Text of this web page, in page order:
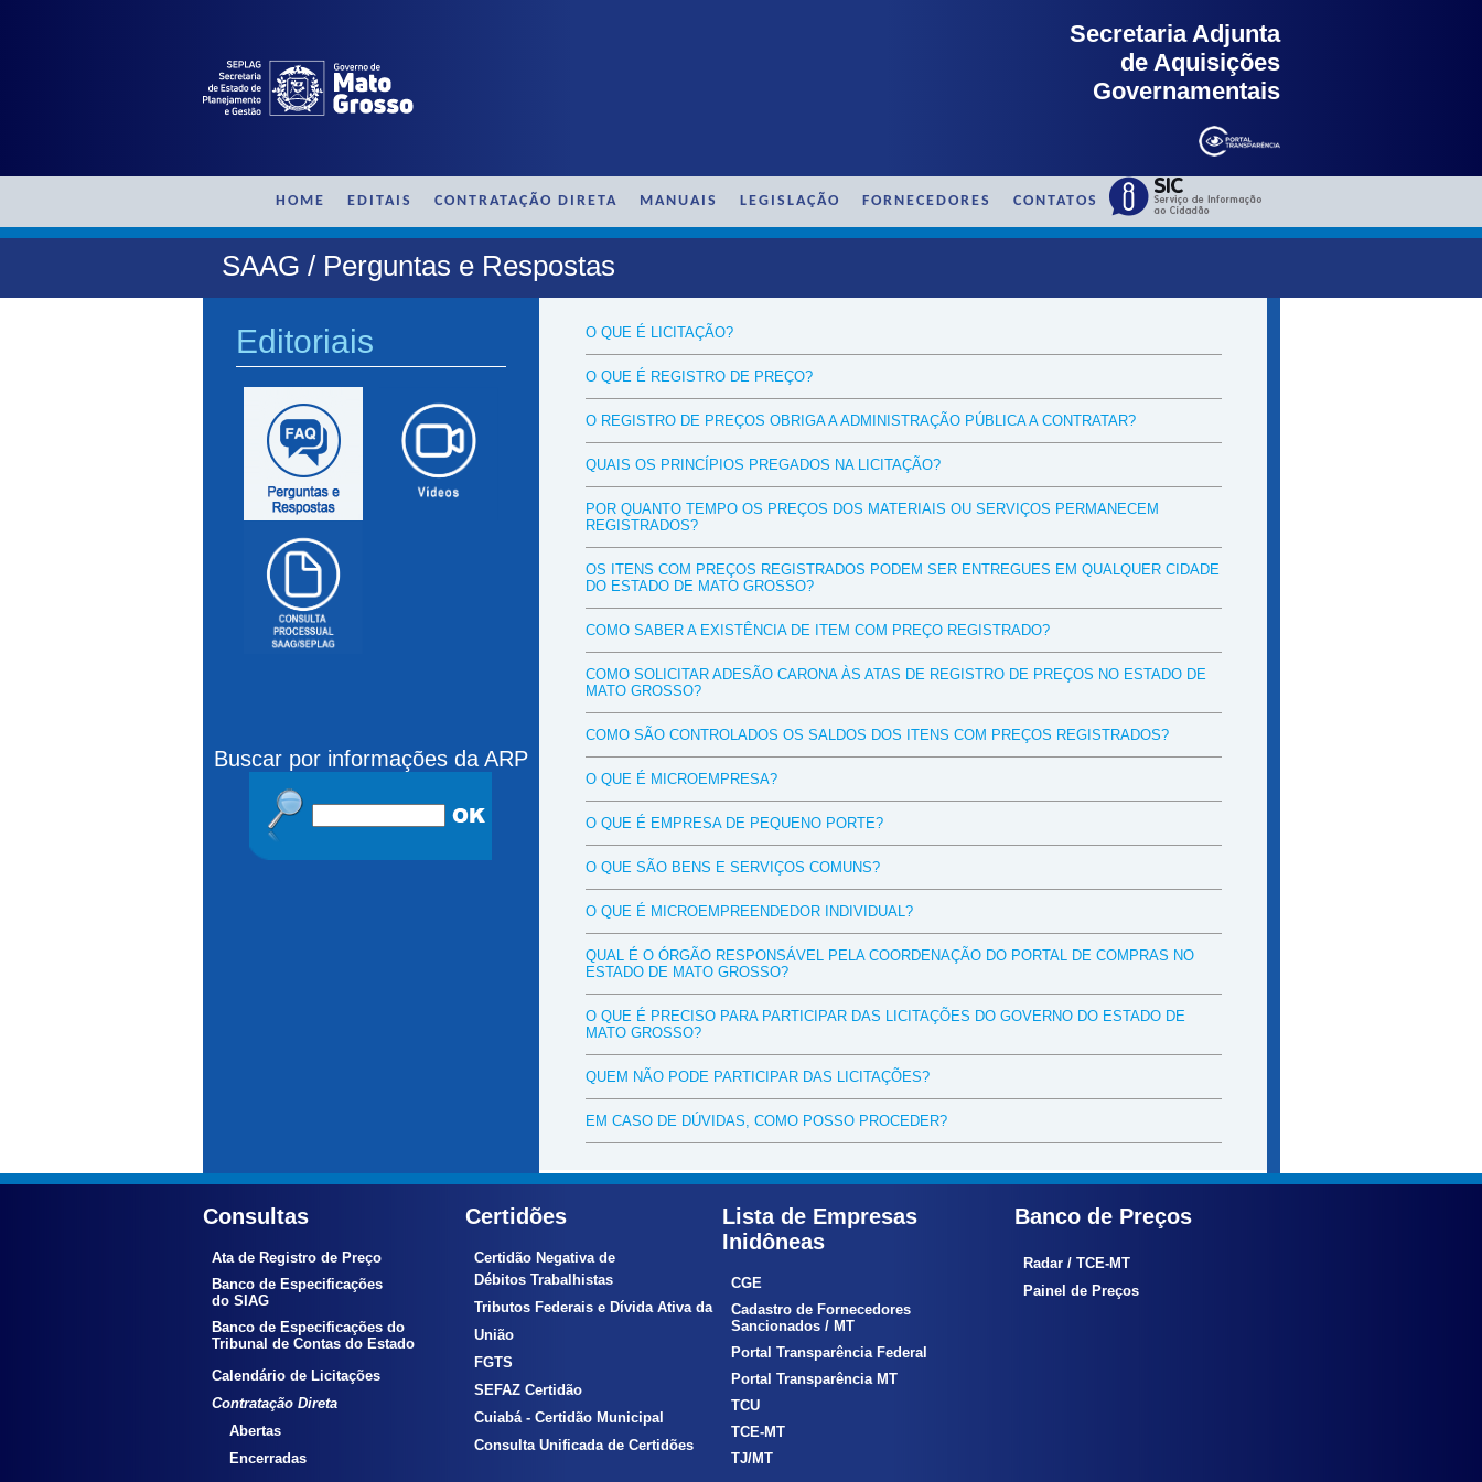
Secretaria Adjunta
de Aquisições
Governamentais
HOME EDITAIS CONTRATAÇÃO DIRETA MANUAIS LEGISLAÇÃO FORNECEDORES CONTATOS
SAAG / Perguntas e Respostas
Editoriais
Buscar por informações da ARP
O QUE É LICITAÇÃO?
O QUE É REGISTRO DE PREÇO?
O REGISTRO DE PREÇOS OBRIGA A ADMINISTRAÇÃO PÚBLICA A CONTRATAR?
QUAIS OS PRINCÍPIOS PREGADOS NA LICITAÇÃO?
POR QUANTO TEMPO OS PREÇOS DOS MATERIAIS OU SERVIÇOS PERMANECEM
REGISTRADOS?
OS ITENS COM PREÇOS REGISTRADOS PODEM SER ENTREGUES EM QUALQUER CIDADE
DO ESTADO DE MATO GROSSO?
COMO SABER A EXISTÊNCIA DE ITEM COM PREÇO REGISTRADO?
COMO SOLICITAR ADESÃO CARONA ÀS ATAS DE REGISTRO DE PREÇOS NO ESTADO DE
MATO GROSSO?
COMO SÃO CONTROLADOS OS SALDOS DOS ITENS COM PREÇOS REGISTRADOS?
O QUE É MICROEMPRESA?
O QUE É EMPRESA DE PEQUENO PORTE?
O QUE SÃO BENS E SERVIÇOS COMUNS?
O QUE É MICROEMPREENDEDOR INDIVIDUAL?
QUAL É O ÓRGÃO RESPONSÁVEL PELA COORDENAÇÃO DO PORTAL DE COMPRAS NO
ESTADO DE MATO GROSSO?
O QUE É PRECISO PARA PARTICIPAR DAS LICITAÇÕES DO GOVERNO DO ESTADO DE
MATO GROSSO?
QUEM NÃO PODE PARTICIPAR DAS LICITAÇÕES?
EM CASO DE DÚVIDAS, COMO POSSO PROCEDER?
Consultas
Ata de Registro de Preço
Banco de Especificações
do SIAG
Banco de Especificações do
Tribunal de Contas do Estado
Calendário de Licitações
Contratação Direta
Abertas
Encerradas
Certidões
Certidão Negativa de
Débitos Trabalhistas
Tributos Federais e Dívida Ativa da
União
FGTS
SEFAZ Certidão
Cuiabá - Certidão Municipal
Consulta Unificada de Certidões
Lista de Empresas
Inidôneas
CGE
Cadastro de Fornecedores
Sancionados / MT
Portal Transparência Federal
Portal Transparência MT
TCU
TCE-MT
TJ/MT
Banco de Preços
Radar / TCE-MT
Painel de Preços